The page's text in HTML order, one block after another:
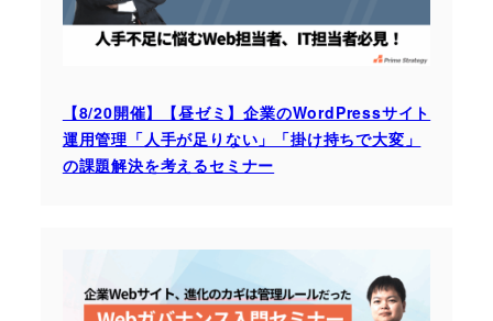
【8/20開催】【昼ゼミ】企業のWordPressサイト
運用管理「人手が足りない」「掛け持ちで大変」
の課題解決を考えるセミナー